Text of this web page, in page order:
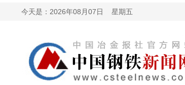
今天是： 2026年08月07日 星期五